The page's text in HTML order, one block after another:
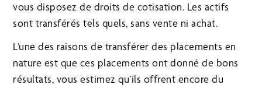
vous disposez de droits de cotisation. Les actifs
sont transférés tels quels, sans vente ni achat.
L’une des raisons de transférer des placements en
nature est que ces placements ont donné de bons
résultats, vous estimez qu’ils offrent encore du